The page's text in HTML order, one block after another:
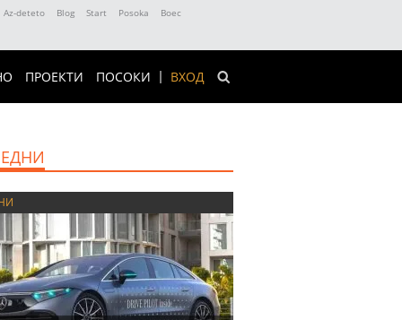
Az-deteto Blog Start Posoka
Boec
ВХОД
ПРОЕКТИ ПОСОКИ